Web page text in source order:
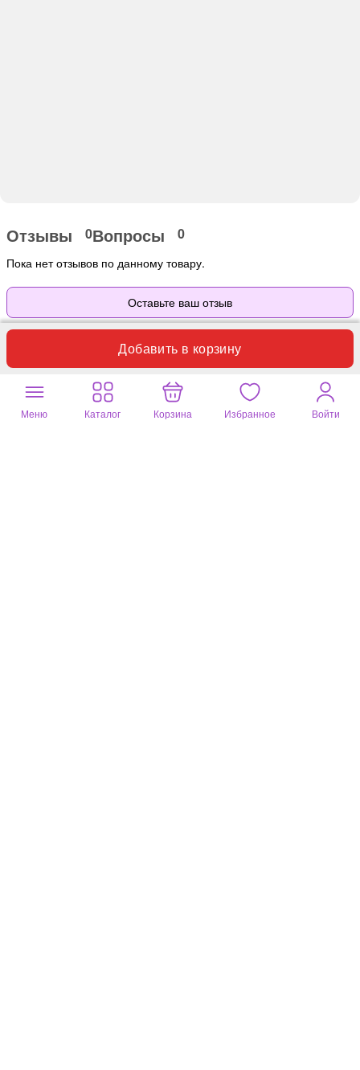
Добавить в корзину
Отзывы 0Вопросы 0
Пока нет отзывов по данному товару.
Оставьте ваш отзыв
Почитайте258 отзывовна другие
товары
Мастерская Крутовых
04 авг. 2026
Меню Каталог Корзина Избранное Войти